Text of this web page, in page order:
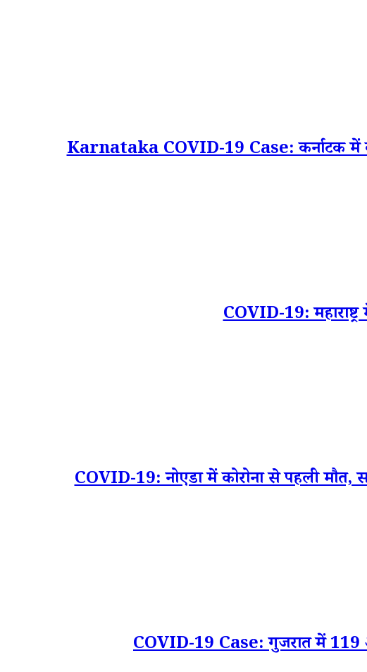
Karnataka COVID-19 Case: कर्नाटक में
COVID-19:
COVID-19: नोएडा में कोरोना से पहली मौत,
COVID-19 Case: गुजरात में 119